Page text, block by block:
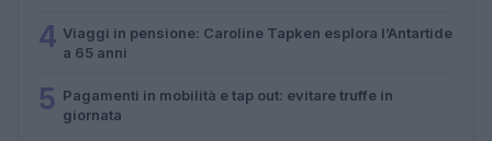
4 Viaggi in pensione: Caroline Tapken esplora l’Antartide
a 65 anni
5 Pagamenti in mobilità e tap out: evitare truffe in
giornata